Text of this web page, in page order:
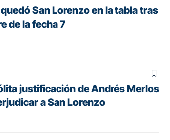
San Lorenzo en la tabla tras
de la fecha 7
justificación de Andrés Merlos
a San Lorenzo